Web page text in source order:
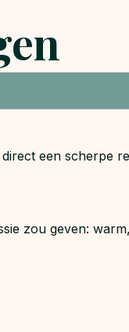
een scherpe
zou geven: